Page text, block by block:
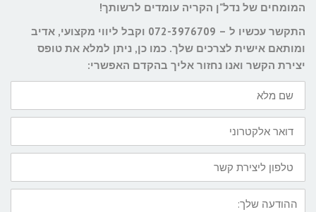
המומחים של נדל"ן הקריה עומדים לרשותך!
התקשר עכשיו ל – 072-3976709 וקבל ליווי מקצועי, אדיב
ומותאם אישית לצרכים שלך. כמו כן, ניתן למלא את טופס
יצירת הקשר ואנו נחזור אליך בהקדם האפשרי:
שם
מלא
דואר
אלקטרוני
טלפון
ליצירת
קשר
ההודעה
שלך: